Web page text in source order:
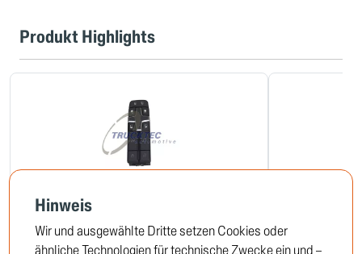
Produkt Highlights
Schalter, Fensterheber
03.42.137
04.24.193
Hinweis
Wir und ausgewählte Dritte setzen Cookies oder
ähnliche Technologien für technische Zwecke ein und –